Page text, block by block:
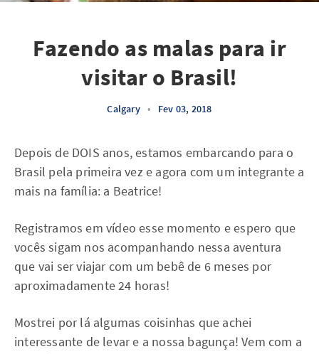
Fazendo as malas para ir
visitar o Brasil!
Calgary • Fev 03, 2018
Depois de DOIS anos, estamos embarcando para o
Brasil pela primeira vez e agora com um integrante a
mais na família: a Beatrice!
Registramos em vídeo esse momento e espero que
vocês sigam nos acompanhando nessa aventura
que vai ser viajar com um bebê de 6 meses por
aproximadamente 24 horas!
Mostrei por lá algumas coisinhas que achei
interessante de levar e a nossa bagunça! Vem com a